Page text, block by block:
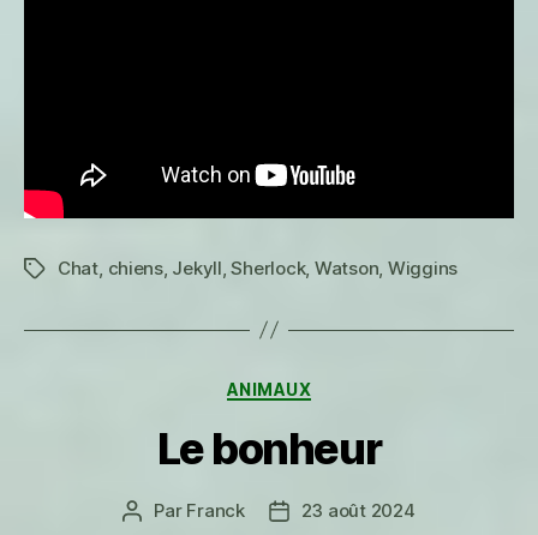
Étiquettes
Chat chiens, Jekyll ,Sherlock, Watson Wiggins
Catégories
ANIMAUX
Le bonheur
Auteur
Par Franck
Date23 août 2024